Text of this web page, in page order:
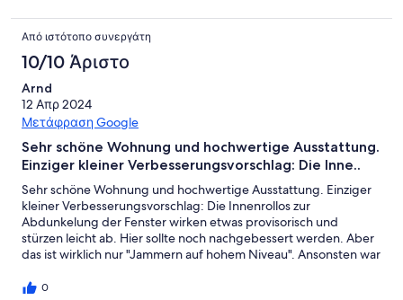
Από ιστότοπο συνεργάτη
10/10 Άριστο
Arnd
12 Απρ 2024
Μετάφραση Google
Sehr schöne Wohnung und hochwertige Ausstattung.
Einziger kleiner Verbesserungsvorschlag: Die Inne..
Sehr schöne Wohnung und hochwertige Ausstattung. Einziger
kleiner Verbesserungsvorschlag: Die Innenrollos zur
Abdunkelung der Fenster wirken etwas provisorisch und
stürzen leicht ab. Hier sollte noch nachgebessert werden. Aber
das ist wirklich nur "Jammern auf hohem Niveau". Ansonsten war
0